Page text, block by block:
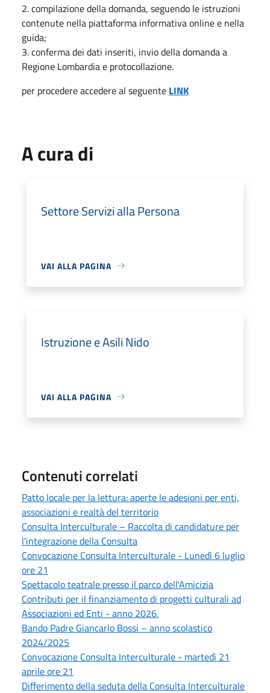
2. compilazione della domanda, seguendo le istruzioni
contenute nella piattaforma informativa online e nella
guida;
3. conferma dei dati inseriti, invio della domanda a
Regione Lombardia e protocollazione.
per procedere accedere al seguente LINK
A cura di
Settore Servizi alla Persona
VAI ALLA PAGINA
Istruzione e Asili Nido
VAI ALLA PAGINA
Contenuti correlati
Patto locale per la lettura: aperte le adesioni per enti,
associazioni e realtà del territorio
Consulta Interculturale – Raccolta di candidature per
l'integrazione della Consulta
Convocazione Consulta Interculturale - Lunedì 6 luglio
ore 21
Spettacolo teatrale presso il parco dell'Amicizia
Contributi per il finanziamento di progetti culturali ad
Associazioni ed Enti - anno 2026.
Bando Padre Giancarlo Bossi – anno scolastico
2024/2025
Convocazione Consulta Interculturale - martedì 21
aprile ore 21
Differimento della seduta della Consulta Interculturale